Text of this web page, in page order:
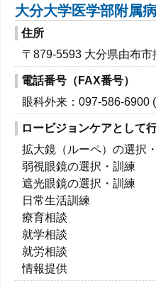
大分大学医学部附属
住所
〒879-5593 大分県由布
電話番号（FAX番号）
眼科外来：097-586-6900
ロービジョンケアとして
拡大鏡（ルーペ）の選択
弱視眼鏡の選択・訓練
遮光眼鏡の選択・訓練
日常生活訓練
療育相談
就学相談
就労相談
情報提供